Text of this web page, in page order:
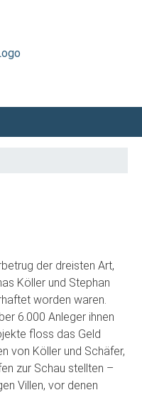
der dreisten Art,
Köller und Stephan
worden waren.
6.000 Anleger ihnen
floss das Geld
von Köller und Schäfer,
zur Schau stellten –
Villen, vor denen